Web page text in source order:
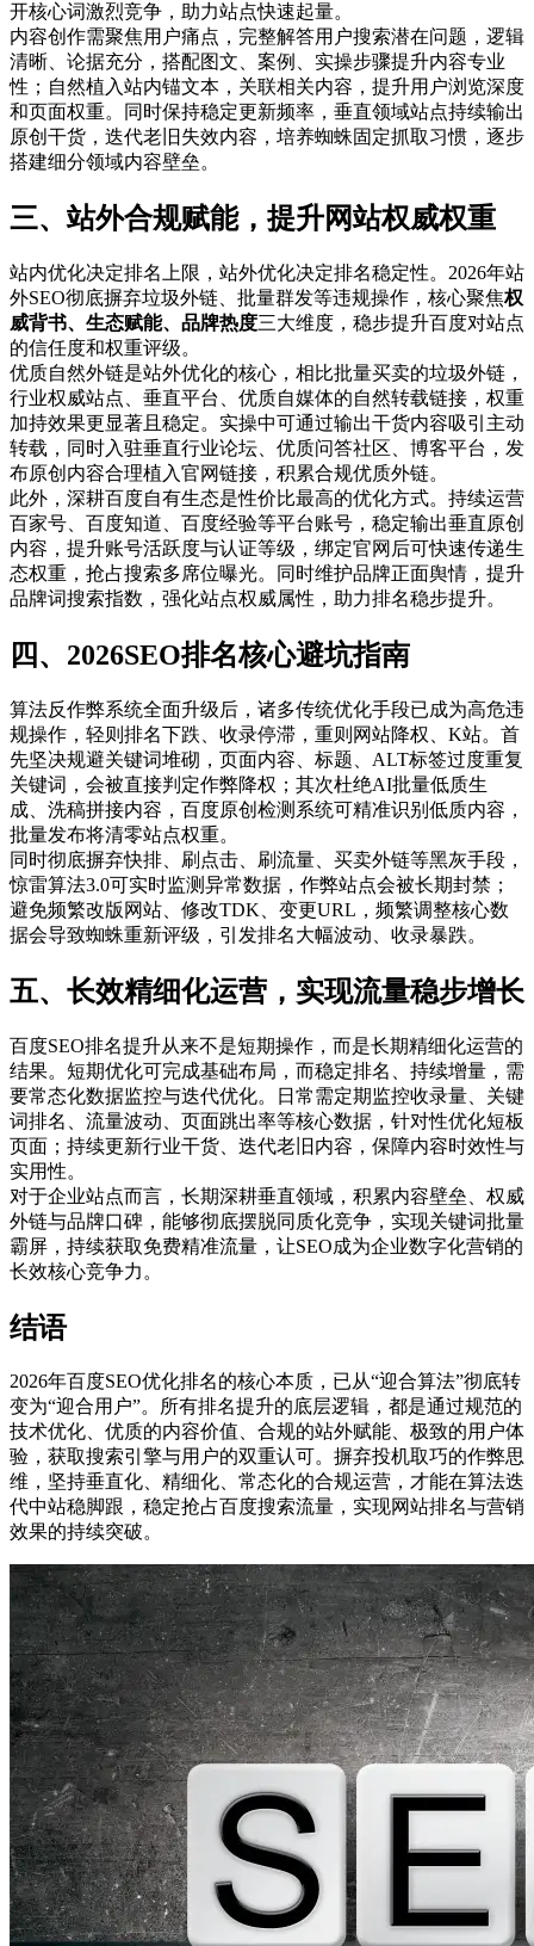
开核心词激烈竞争，助力站点快速起量。
内容创作需聚焦用户痛点，完整解答用户搜索潜在问题，逻辑
清晰、论据充分，搭配图文、案例、实操步骤提升内容专业
性；自然植入站内锚文本，关联相关内容，提升用户浏览深度
和页面权重。同时保持稳定更新频率，垂直领域站点持续输出
原创干货，迭代老旧失效内容，培养蜘蛛固定抓取习惯，逐步
搭建细分领域内容壁垒。
三、站外合规赋能，提升网站权威权重
站内优化决定排名上限，站外优化决定排名稳定性。2026年站
外SEO彻底摒弃垃圾外链、批量群发等违规操作，核心聚焦权
威背书、生态赋能、品牌热度三大维度，稳步提升百度对站点
的信任度和权重评级。
优质自然外链是站外优化的核心，相比批量买卖的垃圾外链，
行业权威站点、垂直平台、优质自媒体的自然转载链接，权重
加持效果更显著且稳定。实操中可通过输出干货内容吸引主动
转载，同时入驻垂直行业论坛、优质问答社区、博客平台，发
布原创内容合理植入官网链接，积累合规优质外链。
此外，深耕百度自有生态是性价比最高的优化方式。持续运营
百家号、百度知道、百度经验等平台账号，稳定输出垂直原创
内容，提升账号活跃度与认证等级，绑定官网后可快速传递生
态权重，抢占搜索多席位曝光。同时维护品牌正面舆情，提升
品牌词搜索指数，强化站点权威属性，助力排名稳步提升。
四、2026SEO排名核心避坑指南
算法反作弊系统全面升级后，诸多传统优化手段已成为高危违
规操作，轻则排名下跌、收录停滞，重则网站降权、K站。首
先坚决规避关键词堆砌，页面内容、标题、ALT标签过度重复
关键词，会被直接判定作弊降权；其次杜绝AI批量低质生
成、洗稿拼接内容，百度原创检测系统可精准识别低质内容，
批量发布将清零站点权重。
同时彻底摒弃快排、刷点击、刷流量、买卖外链等黑灰手段，
惊雷算法3.0可实时监测异常数据，作弊站点会被长期封禁；
避免频繁改版网站、修改TDK、变更URL，频繁调整核心数
据会导致蜘蛛重新评级，引发排名大幅波动、收录暴跌。
五、长效精细化运营，实现流量稳步增长
百度SEO排名提升从来不是短期操作，而是长期精细化运营的
结果。短期优化可完成基础布局，而稳定排名、持续增量，需
要常态化数据监控与迭代优化。日常需定期监控收录量、关键
词排名、流量波动、页面跳出率等核心数据，针对性优化短板
页面；持续更新行业干货、迭代老旧内容，保障内容时效性与
实用性。
对于企业站点而言，长期深耕垂直领域，积累内容壁垒、权威
外链与品牌口碑，能够彻底摆脱同质化竞争，实现关键词批量
霸屏，持续获取免费精准流量，让SEO成为企业数字化营销的
长效核心竞争力。
结语
2026年百度SEO优化排名的核心本质，已从“迎合算法”彻底转
变为“迎合用户”。所有排名提升的底层逻辑，都是通过规范的
技术优化、优质的内容价值、合规的站外赋能、极致的用户体
验，获取搜索引擎与用户的双重认可。摒弃投机取巧的作弊思
维，坚持垂直化、精细化、常态化的合规运营，才能在算法迭
代中站稳脚跟，稳定抢占百度搜索流量，实现网站排名与营销
效果的持续突破。